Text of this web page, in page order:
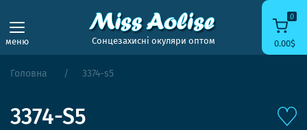
меню Сонцезахисні окуляри оптом
0
0.00$
Головна 3374-s5
3374-S5